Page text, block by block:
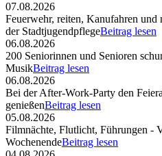
07.08.2026
Feuerwehr, reiten, Kanufahren und
der StadtjugendpflegeBeitrag lesen
06.08.2026
200 Seniorinnen und Senioren
MusikBeitrag lesen
06.08.2026
Bei der After-Work-Party den
genießenBeitrag lesen
05.08.2026
Filmnächte, Flutlicht, Führungen -
WochenendeBeitrag lesen